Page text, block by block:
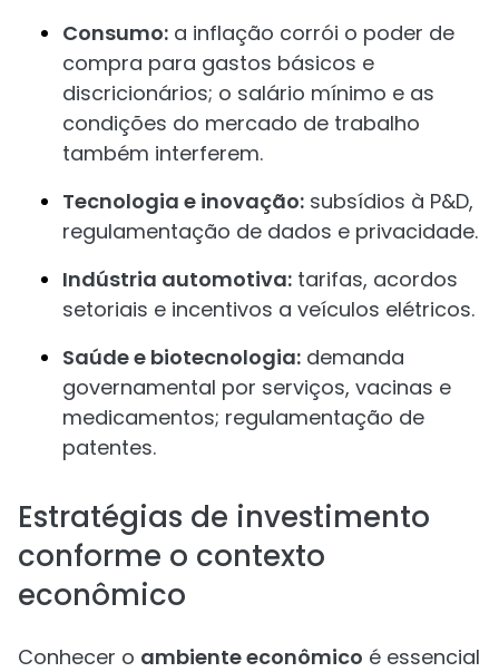
Consumo: a inflação corrói o poder de
compra para gastos básicos e
discricionários; o salário mínimo e as
condições do mercado de trabalho
também interferem.
Tecnologia e inovação: subsídios à P&D,
regulamentação de dados e privacidade.
Indústria automotiva: tarifas, acordos
setoriais e incentivos a veículos elétricos.
Saúde e biotecnologia: demanda
governamental por serviços, vacinas e
medicamentos; regulamentação de
patentes.
Estratégias de investimento
conforme o contexto
econômico
Conhecer o ambiente econômico é essencial